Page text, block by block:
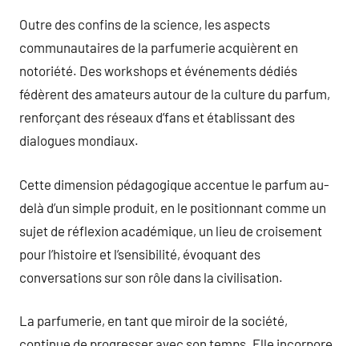
Outre des confins de la science, les aspects
communautaires de la parfumerie acquièrent en
notoriété. Des workshops et événements dédiés
fédèrent des amateurs autour de la culture du parfum,
renforçant des réseaux d’fans et établissant des
dialogues mondiaux.
Cette dimension pédagogique accentue le parfum au-
delà d’un simple produit, en le positionnant comme un
sujet de réflexion académique, un lieu de croisement
pour l’histoire et l’sensibilité, évoquant des
conversations sur son rôle dans la civilisation.
La parfumerie, en tant que miroir de la société,